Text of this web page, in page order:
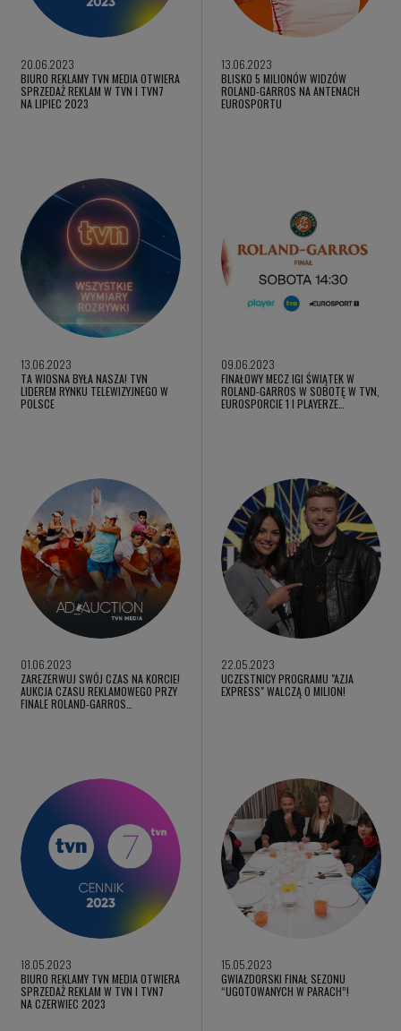
20.06.2023
BIURO REKLAMY TVN MEDIA OTWIERA
SPRZEDAŻ REKLAM W TVN I TVN7
NA LIPIEC 2023
13.06.2023
BLISKO 5 MILIONÓW WIDZÓW
ROLAND-GARROS NA ANTENACH
EUROSPORTU
13.06.2023
TA WIOSNA BYŁA NASZA! TVN
LIDEREM RYNKU TELEWIZYJNEGO W
POLSCE
09.06.2023
FINAŁOWY MECZ IGI ŚWIĄTEK W
ROLAND-GARROS W SOBOTĘ W TVN,
EUROSPORCIE 1 I PLAYERZE…
01.06.2023
ZAREZERWUJ SWÓJ CZAS NA KORCIE!
AUKCJA CZASU REKLAMOWEGO PRZY
FINALE ROLAND-GARROS…
22.05.2023
UCZESTNICY PROGRAMU "AZJA
EXPRESS" WALCZĄ O MILION!
18.05.2023
BIURO REKLAMY TVN MEDIA OTWIERA
SPRZEDAŻ REKLAM W TVN I TVN7
NA CZERWIEC 2023
15.05.2023
GWIAZDORSKI FINAŁ SEZONU
“UGOTOWANYCH W PARACH”!